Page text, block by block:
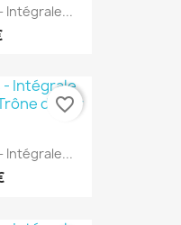
Intégrale...
Intégrale...
favorite_border